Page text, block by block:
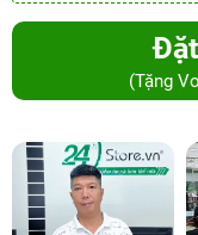
(Tặng